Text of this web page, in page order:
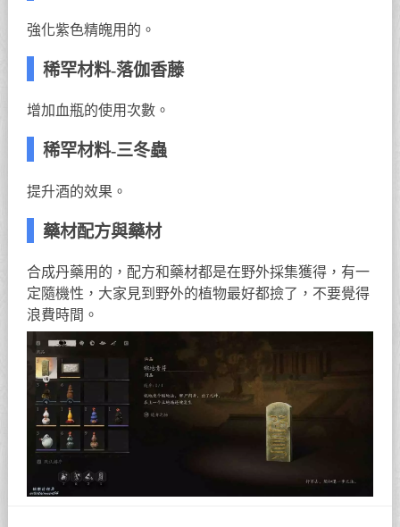
強化紫色精魄用的。
稀罕材料-落伽香藤
增加血瓶的使用次數。
稀罕材料-三冬蟲
提升酒的效果。
藥材配方與藥材
合成丹藥用的，配方和藥材都是在野外採集獲得，有一
定隨機性，大家見到野外的植物最好都撿了，不要覺得
浪費時間。